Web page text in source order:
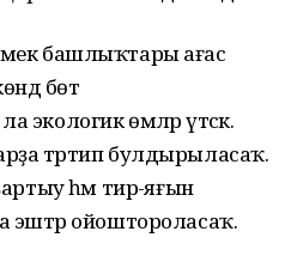
башлыҡтары ағас
бөтә
өмәләр үтәсәк.
тәртип булдырыласаҡ.
һәм тирә-яғын
эштәр ойоштороласаҡ.